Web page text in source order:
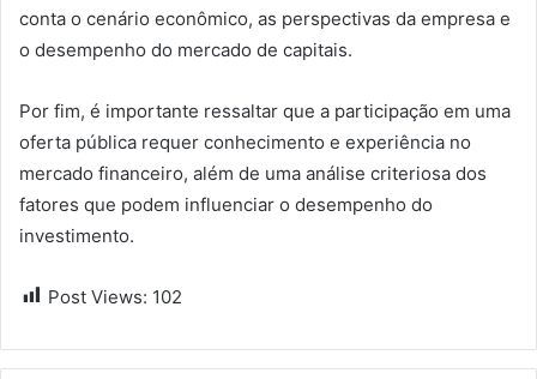
conta o cenário econômico, as perspectivas da empresa e
o desempenho do mercado de capitais.
Por fim, é importante ressaltar que a participação em uma
oferta pública requer conhecimento e experiência no
mercado financeiro, além de uma análise criteriosa dos
fatores que podem influenciar o desempenho do
investimento.
Post Views: 102